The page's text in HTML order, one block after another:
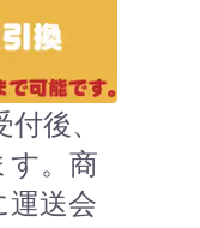
後、
す。商
送会